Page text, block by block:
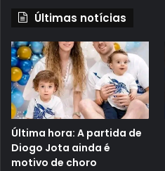
Últimas notícias
Última hora: A partida de
Diogo Jota ainda é
motivo de choro